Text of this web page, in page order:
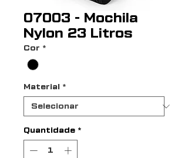
07003 - Mochila
Nylon 23 Litros
Cor *
Material *
Quantidade *